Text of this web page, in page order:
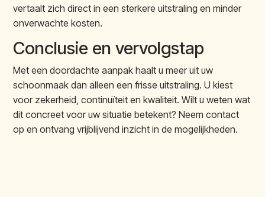
vertaalt zich direct in een sterkere uitstraling en minder
onverwachte kosten.
Conclusie en vervolgstap
Met een doordachte aanpak haalt u meer uit uw
schoonmaak dan alleen een frisse uitstraling. U kiest
voor zekerheid, continuïteit en kwaliteit. Wilt u weten wat
dit concreet voor uw situatie betekent? Neem contact
op en ontvang vrijblijvend inzicht in de mogelijkheden.